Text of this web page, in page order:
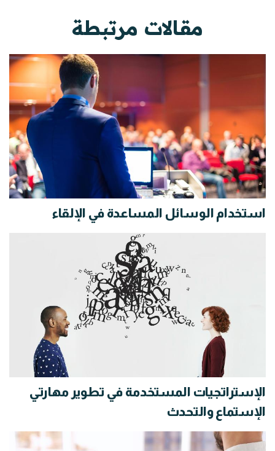
مقالات مرتبطة
استخدام الوسائل المساعدة في الإلقاء
الإستراتجيات المستخدمة في تطوير مهارتي
الإستماع والتحدث